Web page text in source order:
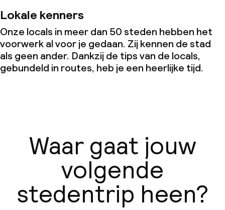
Lokale kenners
Onze locals in meer dan 50 steden hebben het
voorwerk al voor je gedaan. Zij kennen de stad
als geen ander. Dankzij de tips van de locals,
gebundeld in routes, heb je een heerlijke tijd.
Waar gaat jouw
volgende
stedentrip heen?